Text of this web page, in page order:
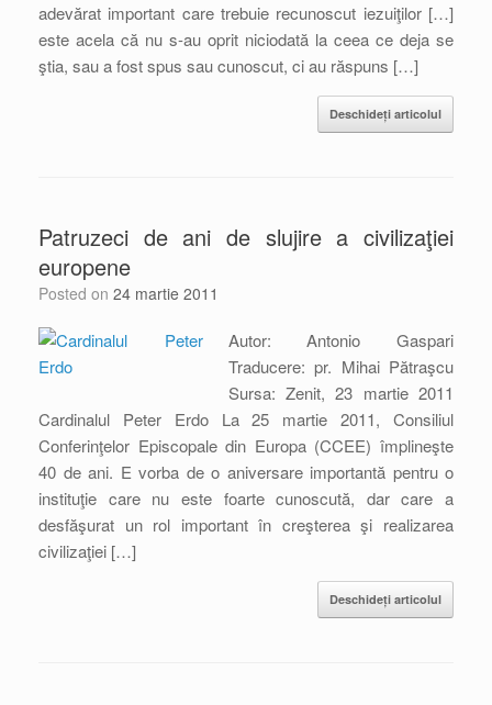
adevărat important care trebuie recunoscut iezuiţilor […]
este acela că nu s-au oprit niciodată la ceea ce deja se
ştia, sau a fost spus sau cunoscut, ci au răspuns […]
Deschideți articolul
Patruzeci de ani de slujire a civilizaţiei
europene
Posted on 24 martie 2011
Autor: Antonio Gaspari
Traducere: pr. Mihai Pătraşcu
Sursa: Zenit, 23 martie 2011
Cardinalul Peter Erdo La 25 martie 2011, Consiliul
Conferinţelor Episcopale din Europa (CCEE) împlineşte
40 de ani. E vorba de o aniversare importantă pentru o
instituţie care nu este foarte cunoscută, dar care a
desfăşurat un rol important în creşterea şi realizarea
civilizaţiei […]
Deschideți articolul